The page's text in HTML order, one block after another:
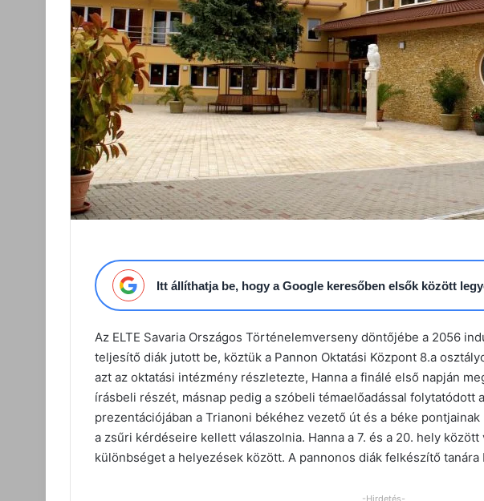
Itt állíthatja be, hogy a Google keresőben elsők között
Az ELTE Savaria Országos Történelemverseny döntőjébe a 2056
teljesítő diák jutott be, köztük a Pannon Oktatási Központ 8.a
azt az oktatási intézmény részletezte, Hanna a finálé első napján
írásbeli részét, másnap pedig a szóbeli témaelőadással folytatódott
prezentációjában a Trianoni békéhez vezető út és a béke
a zsűri kérdéseire kellett válaszolnia. Hanna a 7. és a 20. hely
különbséget a helyezések között. A pannonos diák felkészítő tanára